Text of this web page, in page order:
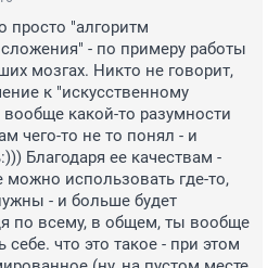
просто "алгоритм
- по примеру работы
мозгах. Никто не говорит,
к "искусственному
вообще какой-то разумности
чего-то не то понял - и
Благодаря ее качествам -
можно использовать где-то,
- и больше будет
по всему, в общем, ты вообще
что это такое - при этом